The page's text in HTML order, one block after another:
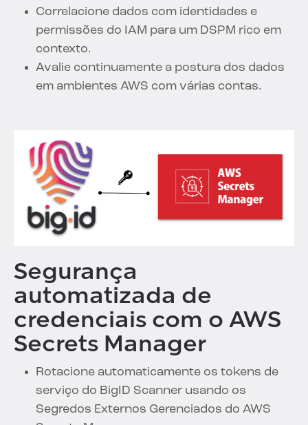
Correlacione dados com identidades e
permissões do IAM para um DSPM rico em
contexto.
Avalie continuamente a postura dos dados
em ambientes AWS com várias contas.
Segurança
automatizada de
credenciais com o AWS
Secrets Manager
Rotacione automaticamente os tokens de
serviço do BigID Scanner usando os
Segredos Externos Gerenciados do AWS